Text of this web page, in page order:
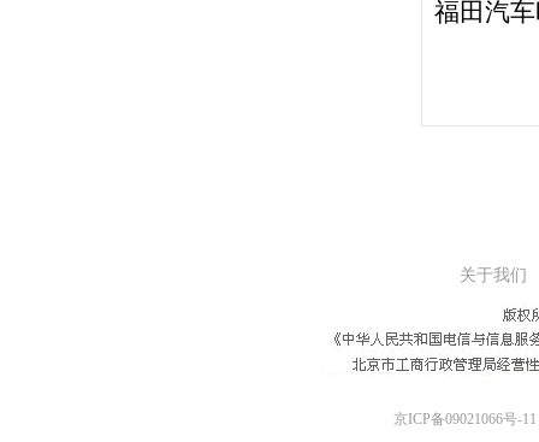
关于我们
京ICP备09021066号-11